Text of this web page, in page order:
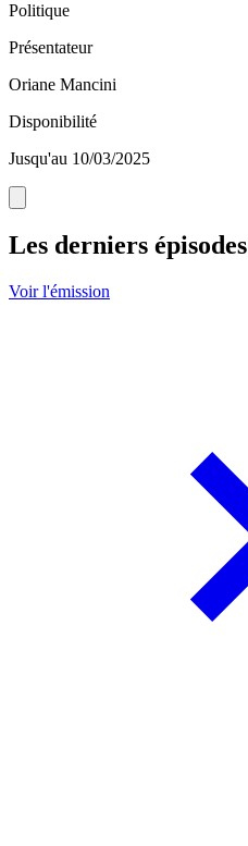
Politique
Présentateur
Oriane Mancini
Disponibilité
Jusqu'au 10/03/2025
Les derniers épisodes
Voir l'émission